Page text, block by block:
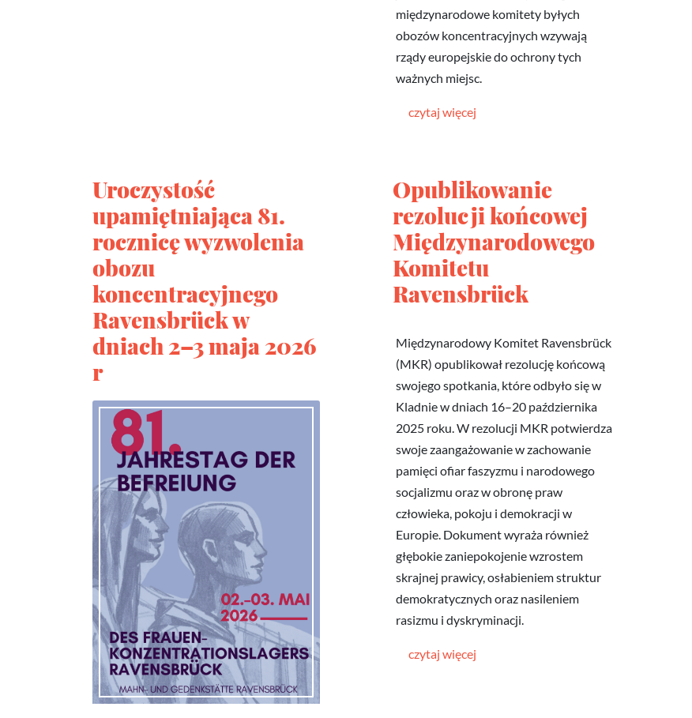
międzynarodowe komitety byłych
obozów koncentracyjnych wzywają
rządy europejskie do ochrony tych
ważnych miejsc.
czytaj więcej
Uroczystość
upamiętniająca 81.
rocznicę wyzwolenia
obozu
koncentracyjnego
Ravensbrück w
dniach 2–3 maja 2026
r
Opublikowanie
rezolucji końcowej
Międzynarodowego
Komitetu
Ravensbrück
Międzynarodowy Komitet Ravensbrück
(MKR) opublikował rezolucję końcową
swojego spotkania, które odbyło się w
Kladnie w dniach 16–20 października
2025 roku. W rezolucji MKR potwierdza
swoje zaangażowanie w zachowanie
pamięci ofiar faszyzmu i narodowego
socjalizmu oraz w obronę praw
człowieka, pokoju i demokracji w
Europie. Dokument wyraża również
głębokie zaniepokojenie wzrostem
skrajnej prawicy, osłabieniem struktur
demokratycznych oraz nasileniem
rasizmu i dyskryminacji.
czytaj więcej